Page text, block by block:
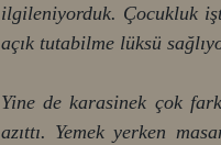
ilgileniyorduk. Çocukluk
açık tutabilme lüksü
Yine de karasinek çok
azıttı. Yemek yerken